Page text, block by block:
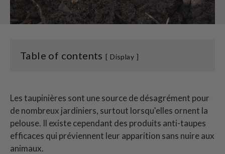
Les taupinières sont une source de désagrément pour
de nombreux jardiniers, surtout lorsqu'elles ornent la
pelouse. Il existe cependant des produits anti-taupes
efficaces qui préviennent leur apparition sans nuire aux
animaux.
Table of contents Display